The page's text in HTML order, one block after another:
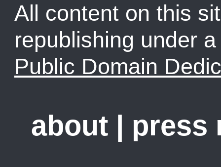
All content on this
republishing under
Public Domain
about | press